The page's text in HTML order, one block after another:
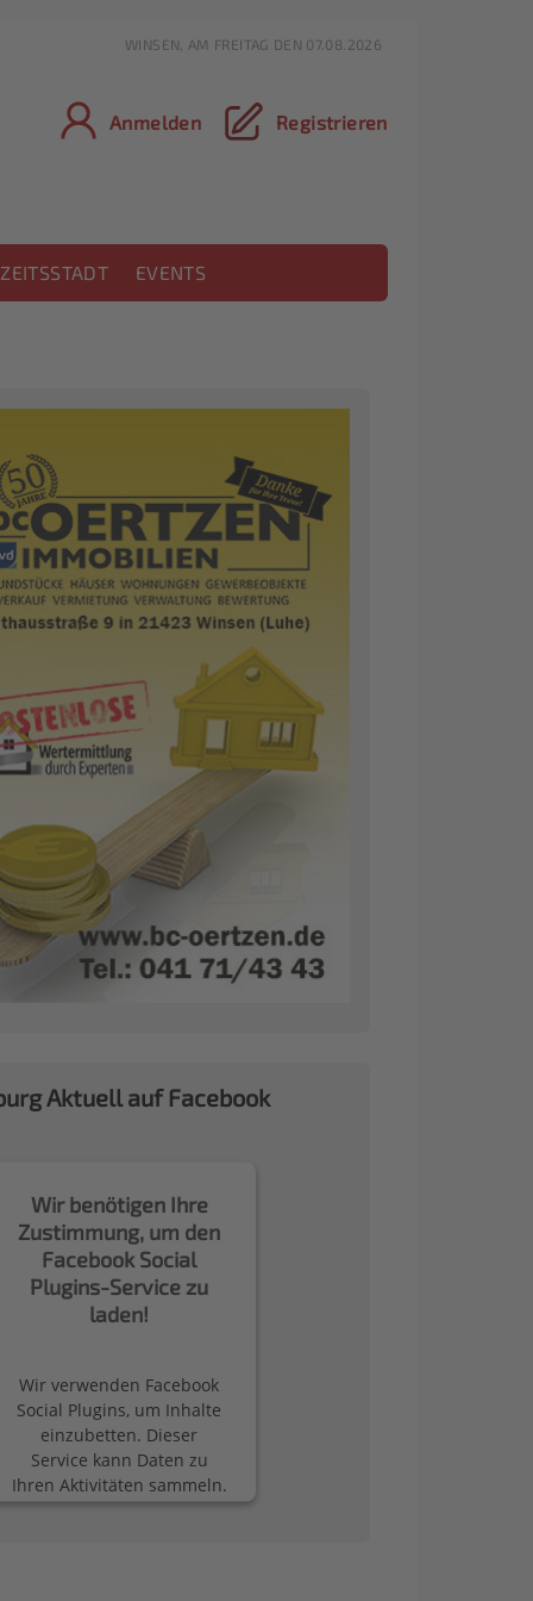
Anmelden Registrieren
EVENTS
WINSEN, AM FREITAG DEN 07.08.2026
Aktuell auf Facebook
Wir benötigen Ihre
Zustimmung, um den
Facebook Social
Plugins-Service zu
laden!
Wir verwenden Facebook
Social Plugins, um Inhalte
einzubetten. Dieser
Service kann Daten zu
Ihren Aktivitäten sammeln.
Bitte lesen Sie die Details